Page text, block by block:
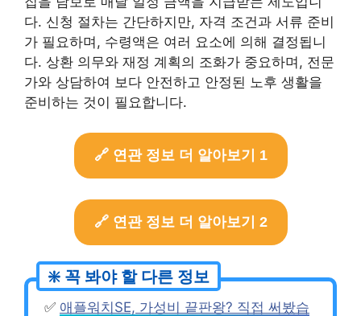
다. 신청 절차는 간단하지만, 자격 조건과 서류 준비
가 필요하며, 수령액은 여러 요소에 의해 결정됩니
다. 상환 의무와 재정 계획의 조화가 중요하며, 전문
가와 상담하여 보다 안전하고 안정된 노후 생활을
준비하는 것이 필요합니다.
🔗 연관 정보 더 알아보기 1
🔗 연관 정보 더 알아보기 2
✅ 애플워치SE, 가성비 끝판왕? 직접 써봤습